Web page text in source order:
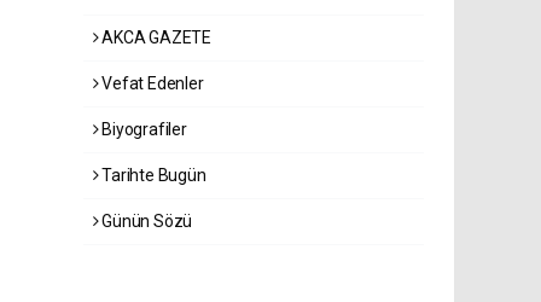
AKCA GAZETE
Vefat Edenler
Biyografiler
Tarihte Bugün
Günün Sözü